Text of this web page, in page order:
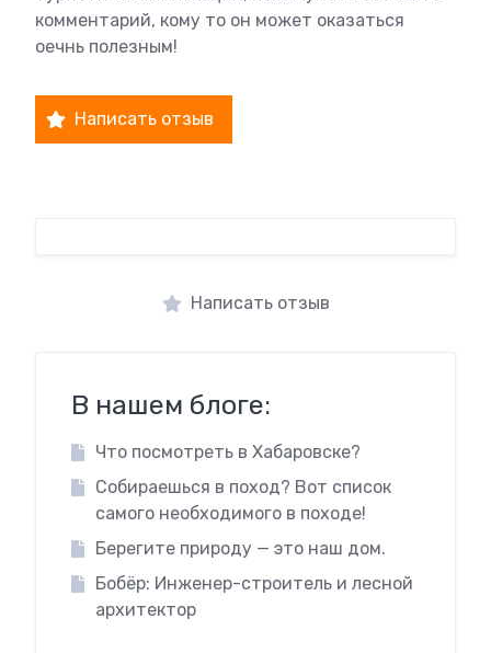
комментарий, кому то он может оказаться
оечнь полезным!
Написать отзыв
Написать отзыв
В нашем блоге:
Что посмотреть в Хабаровске?
Собираешься в поход? Вот список
самого необходимого в походе!
Берегите природу — это наш дом.
Бобёр: Инженер-строитель и лесной
архитектор